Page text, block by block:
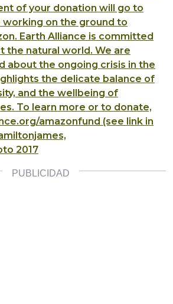
of your donation will go to
on the ground to
Earth Alliance is committed
the natural world. We are
about the ongoing crisis in the
the delicate balance of
and the wellbeing of
To learn more or to donate,
amazonfund (see link in
2017